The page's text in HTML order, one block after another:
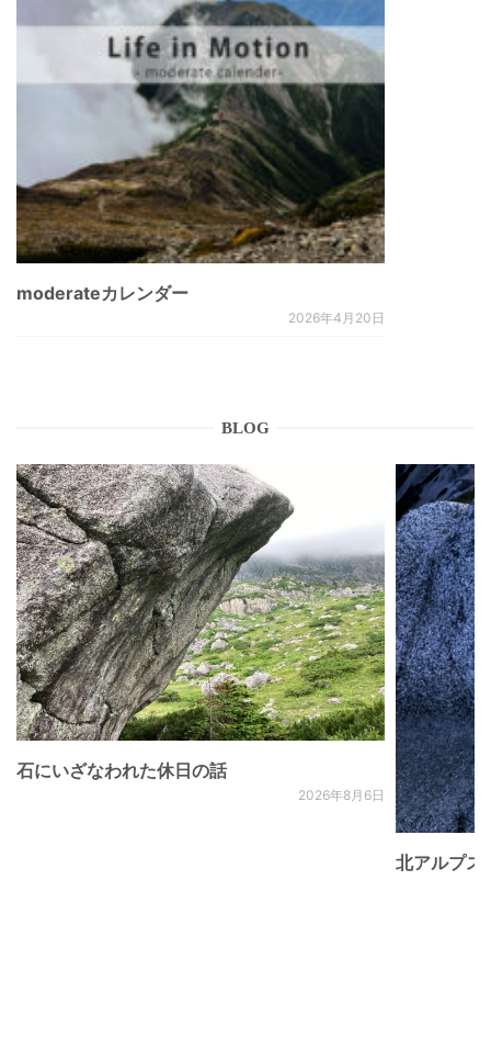
moderateカレンダー
2026年4月20日
BLOG
石にいざなわれた休日の話
2026年8月6日
北アルプ